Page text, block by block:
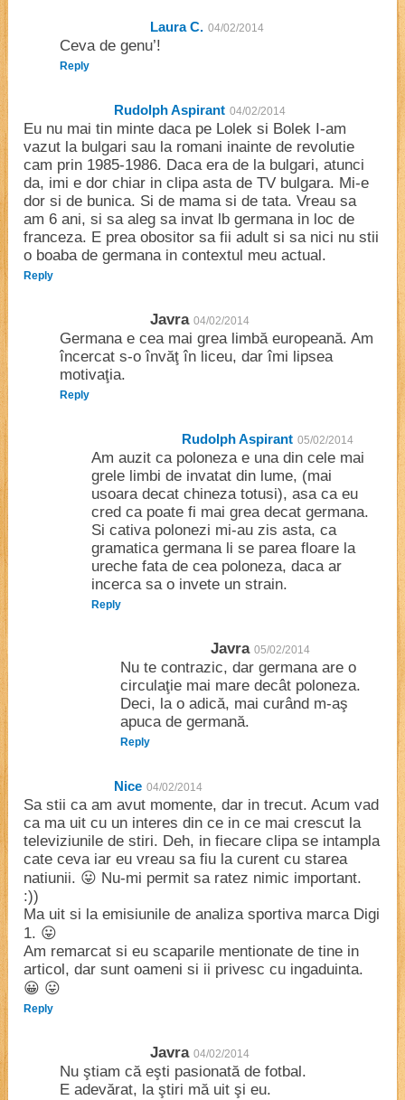
Laura C. 04/02/2014
Ceva de genu’!
Reply
Rudolph Aspirant 04/02/2014
Eu nu mai tin minte daca pe Lolek si Bolek I-am
vazut la bulgari sau la romani inainte de revolutie
cam prin 1985-1986. Daca era de la bulgari, atunci
da, imi e dor chiar in clipa asta de TV bulgara. Mi-e
dor si de bunica. Si de mama si de tata. Vreau sa
am 6 ani, si sa aleg sa invat lb germana in loc de
franceza. E prea obositor sa fii adult si sa nici nu stii
o boaba de germana in contextul meu actual.
Reply
Javra 04/02/2014
Germana e cea mai grea limbă europeană. Am
încercat s-o învăţ în liceu, dar îmi lipsea
motivaţia.
Reply
Rudolph Aspirant 05/02/2014
Am auzit ca poloneza e una din cele mai
grele limbi de invatat din lume, (mai
usoara decat chineza totusi), asa ca eu
cred ca poate fi mai grea decat germana.
Si cativa polonezi mi-au zis asta, ca
gramatica germana li se parea floare la
ureche fata de cea poloneza, daca ar
incerca sa o invete un strain.
Reply
Javra 05/02/2014
Nu te contrazic, dar germana are o
circulaţie mai mare decât poloneza.
Deci, la o adică, mai curând m-aş
apuca de germană.
Reply
Nice 04/02/2014
Sa stii ca am avut momente, dar in trecut. Acum vad
ca ma uit cu un interes din ce in ce mai crescut la
televiziunile de stiri. Deh, in fiecare clipa se intampla
cate ceva iar eu vreau sa fiu la curent cu starea
natiunii. 😛 Nu-mi permit sa ratez nimic important.
:))
Ma uit si la emisiunile de analiza sportiva marca Digi
1. 😛
Am remarcat si eu scaparile mentionate de tine in
articol, dar sunt oameni si ii privesc cu ingaduinta.
😀 😛
Reply
Javra 04/02/2014
Nu ştiam că eşti pasionată de fotbal.
E adevărat, la ştiri mă uit şi eu.